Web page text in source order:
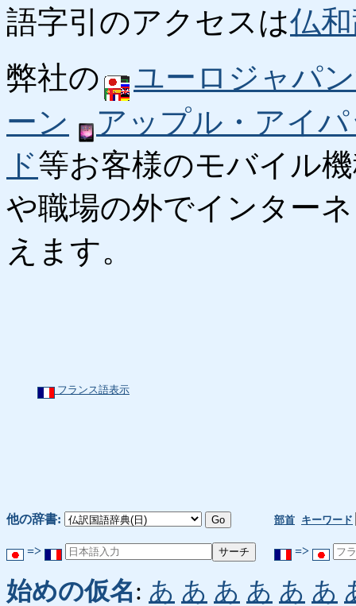
語字引のアクセスは仏
弊社の
ユーロジャパ
ーン
アップル・アイ
ド等お客様のモバイル
や職場の外でインター
えます。
フランス語表示
他の辞書: 部首 キーワード
=> =>
始めの仮名: あ あ あ あ あ あ